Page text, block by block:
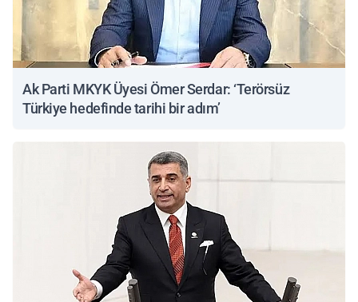
Ak Parti MKYK Üyesi Ömer Serdar: ‘Terörsüz
Türkiye hedefinde tarihi bir adım’